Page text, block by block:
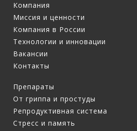
Компания
Миссия и ценности
Компания в России
Технологии и инновации
Вакансии
Контакты
Препараты
От гриппа и простуды
Репродуктивная система
Стресс и память